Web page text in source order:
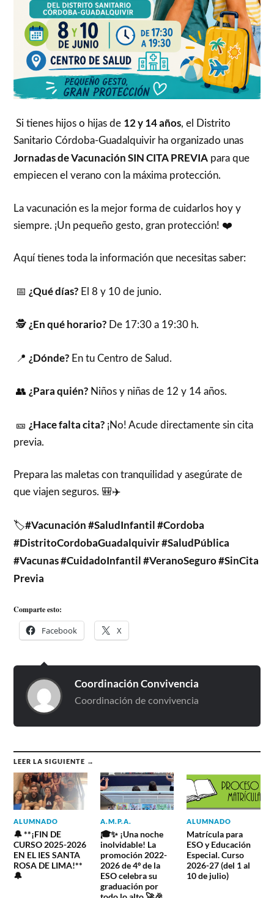
Si tienes hijos o hijas de 12 y 14 años, el Distrito
Sanitario Córdoba-Guadalquivir ha organizado unas
Jornadas de Vacunación SIN CITA PREVIA para que
empiecen el verano con la máxima protección.
La vacunación es la mejor forma de cuidarlos hoy y
siempre. ¡Un pequeño gesto, gran protección! ❤️
Aquí tienes toda la información que necesitas saber:
📅 ¿Qué días? El 8 y 10 de junio.
🕵¿En qué horario? De 17:30 a 19:30 h.
📍 ¿Dónde? En tu Centro de Salud.
👥¿Para quién? Niños y niñas de 12 y 14 años.
🎫 ¿Hace falta cita? ¡No! Acude directamente sin cita
previa.
Prepara las maletas con tranquilidad y asegúrate de
que viajen seguros. 🎒✈️
🏷️#Vacunación #SaludInfantil #Cordoba
#DistritoCordobaGuadalquivir #SaludPública
#Vacunas #CuidadoInfantil #VeranoSeguro #SinCita
Previa
Comparte esto:
Facebook X
Coordinación Convivencia
Coordinación de convivencia
LEER LA SIGUIENTE →
ALUMNADO
🔔 **¡FIN DE
CURSO 2025-2026
EN EL IES SANTA
ROSA DE LIMA!**
🔔
A.M.P.A.
🎓✨ ¡Una noche
inolvidable! La
promoción 2022-
2026 de 4º de la
ESO celebra su
graduación por
ALUMNADO
Matrícula para
ESO y Educación
Especial. Curso
2026-27 (del 1 al
10 de julio)